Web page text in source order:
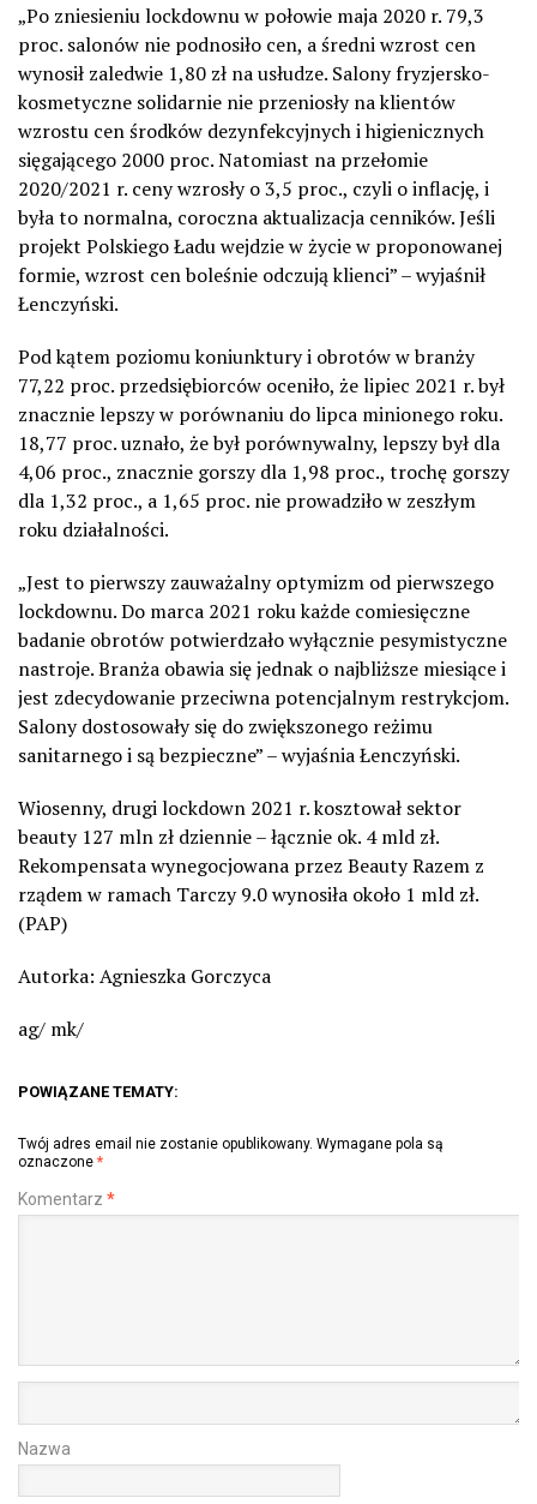
„Po zniesieniu lockdownu w połowie maja 2020 r. 79,3
proc. salonów nie podnosiło cen, a średni wzrost cen
wynosił zaledwie 1,80 zł na usłudze. Salony fryzjersko-
kosmetyczne solidarnie nie przeniosły na klientów
wzrostu cen środków dezynfekcyjnych i higienicznych
sięgającego 2000 proc. Natomiast na przełomie
2020/2021 r. ceny wzrosły o 3,5 proc., czyli o inflację, i
była to normalna, coroczna aktualizacja cenników. Jeśli
projekt Polskiego Ładu wejdzie w życie w proponowanej
formie, wzrost cen boleśnie odczują klienci” – wyjaśnił
Łenczyński.
Pod kątem poziomu koniunktury i obrotów w branży
77,22 proc. przedsiębiorców oceniło, że lipiec 2021 r. był
znacznie lepszy w porównaniu do lipca minionego roku.
18,77 proc. uznało, że był porównywalny, lepszy był dla
4,06 proc., znacznie gorszy dla 1,98 proc., trochę gorszy
dla 1,32 proc., a 1,65 proc. nie prowadziło w zeszłym
roku działalności.
„Jest to pierwszy zauważalny optymizm od pierwszego
lockdownu. Do marca 2021 roku każde comiesięczne
badanie obrotów potwierdzało wyłącznie pesymistyczne
nastroje. Branża obawia się jednak o najbliższe miesiące i
jest zdecydowanie przeciwna potencjalnym restrykcjom.
Salony dostosowały się do zwiększonego reżimu
sanitarnego i są bezpieczne” – wyjaśnia Łenczyński.
Wiosenny, drugi lockdown 2021 r. kosztował sektor
beauty 127 mln zł dziennie – łącznie ok. 4 mld zł.
Rekompensata wynegocjowana przez Beauty Razem z
rządem w ramach Tarczy 9.0 wynosiła około 1 mld zł.
(PAP)
Autorka: Agnieszka Gorczyca
ag/ mk/
POWIĄZANE TEMATY:
Twój adres email nie zostanie opublikowany. Wymagane pola są
oznaczone *
Komentarz *
Nazwa